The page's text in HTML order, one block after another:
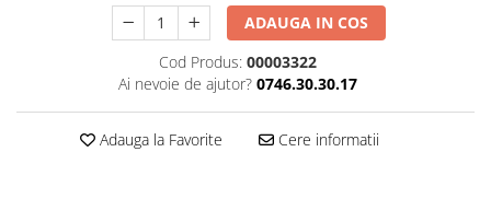
ADAUGA IN COS
Cod Produs: 00003322
Ai nevoie de ajutor? 0746.30.30.17
Adauga la Favorite Cere informatii